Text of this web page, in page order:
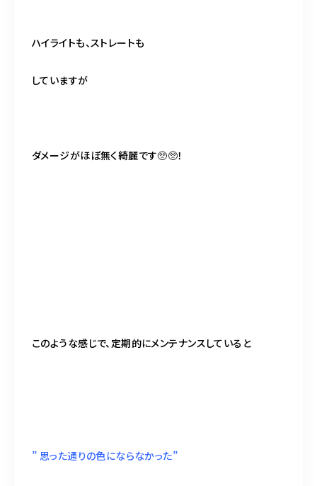
ハイライトも、ストレートも
していますが
ダメージがほぼ無く綺麗です🥺🥺！
このような感じで、定期的にメンテナンスしていると
” 思った通りの色にならなかった”